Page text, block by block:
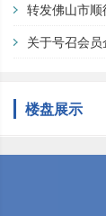
然资顺告〔
产市场专项
转发佛山市
地蚊媒传染
关于号召会
楼盘展示